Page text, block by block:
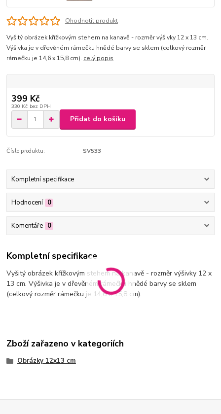
Ohodnotit produkt
Vyšitý obrázek křížkovým stehem na kanavě - rozměr výšivky 12 x 13 cm.
Výšivka je v dřevěném rámečku hnědé barvy se sklem (celkový rozměr
rámečku je 14,6 x 15,8 cm). celý popis
399 Kč
330 Kč bez DPH
Přidat do košíku
Číslo produktu: SV533
Kompletní specifikace
Hodnocení 0
Komentáře 0
Kompletní specifikace
Vyšitý obrázek křížkovým stehem na kanavě - rozměr výšivky 12 x
13 cm. Výšivka je v dřevěném rámečku hnědé barvy se sklem
(celkový rozměr rámečku je 14,6 x 15,8 cm).
Zboží zařazeno v kategoriích
Obrázky 12x13 cm